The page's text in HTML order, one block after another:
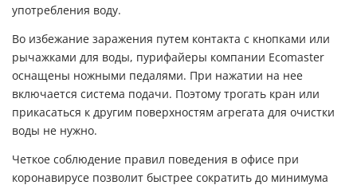
употребления воду.
Во избежание заражения путем контакта с кнопками или
рычажками для воды, пурифайеры компании Ecomaster
оснащены ножными педалями. При нажатии на нее
включается система подачи. Поэтому трогать кран или
прикасаться к другим поверхностям агрегата для очистки
воды не нужно.
Четкое соблюдение правил поведения в офисе при
коронавирусе позволит быстрее сократить до минимума